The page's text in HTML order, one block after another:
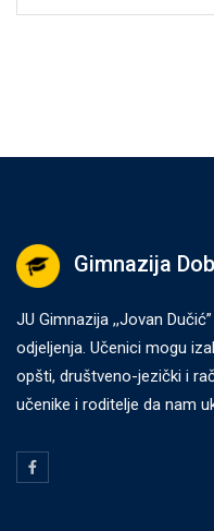
Gimnazija
JU Gimnazija ,,Jovan
odjeljenja. Učenici mogu
opšti, društveno-jezički i
učenike i roditelje da nam